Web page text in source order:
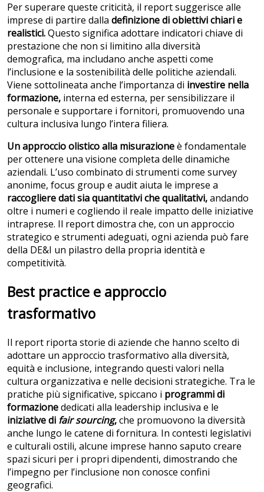
Per superare queste criticità, il report suggerisce alle
imprese di partire dalla definizione di obiettivi chiari e
realistici.Questo significa adottare indicatori chiave di
prestazione che non si limitino alla diversità
demografica, ma includano anche aspetti come
l’inclusione e la sostenibilità delle politiche aziendali.
Viene sottolineata anche l’importanza di investire nella
formazione, interna ed esterna, per sensibilizzare il
personale e supportare i fornitori, promuovendo una
cultura inclusiva lungo l’intera filiera.
Un approccio olistico alla misurazioneè fondamentale
per ottenere una visione completa delle dinamiche
aziendali. L’uso combinato di strumenti come survey
anonime, focus group e audit aiuta le imprese a
raccogliere dati sia quantitativi che qualitativi,andando
oltre i numeri e cogliendo il reale impatto delle iniziative
intraprese. Il report dimostra che, con un approccio
strategico e strumenti adeguati, ogni azienda può fare
della DE&I un pilastro della propria identità e
competitività.
Best practice e approccio
trasformativo
Il report riporta storie di aziende che hanno scelto di
adottare un approccio trasformativo alla diversità,
equità e inclusione, integrando questi valori nella
cultura organizzativa e nelle decisioni strategiche. Tra le
pratiche più significative, spiccano i programmi di
formazionededicati alla leadership inclusiva e le
iniziative di fair sourcing,che promuovono la diversità
anche lungo le catene di fornitura. In contesti legislativi
e culturali ostili, alcune imprese hanno saputo creare
spazi sicuri per i propri dipendenti, dimostrando che
l’impegno per l’inclusione non conosce confini
geografici.